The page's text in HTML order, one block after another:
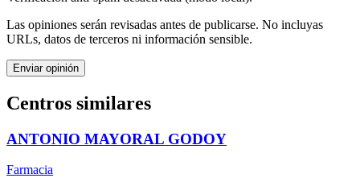
Las opiniones serán revisadas antes de publicarse. No incluyas
URLs, datos de terceros ni información sensible.
Enviar opinión
Centros similares
ANTONIO MAYORAL GODOY
Farmacia